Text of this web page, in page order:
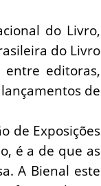
do Livro,
do Livro
editoras,
de
de Exposições
é a de que as
A Bienal este